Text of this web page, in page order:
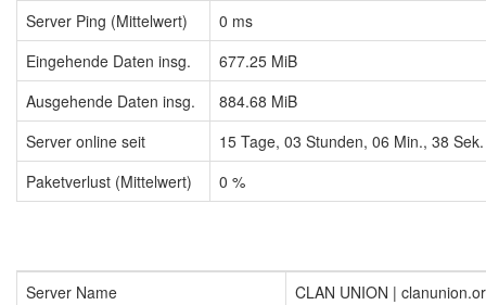
Server Ping (Mittelwert)
0 ms
Eingehende Daten insg.
677.25 MiB
Ausgehende Daten insg.
884.68 MiB
Server online seit
15 Tage, 03 Stunden, 06 Min., 39 Sek.
Paketverlust (Mittelwert)
0 %
Server Name CLAN UNION |